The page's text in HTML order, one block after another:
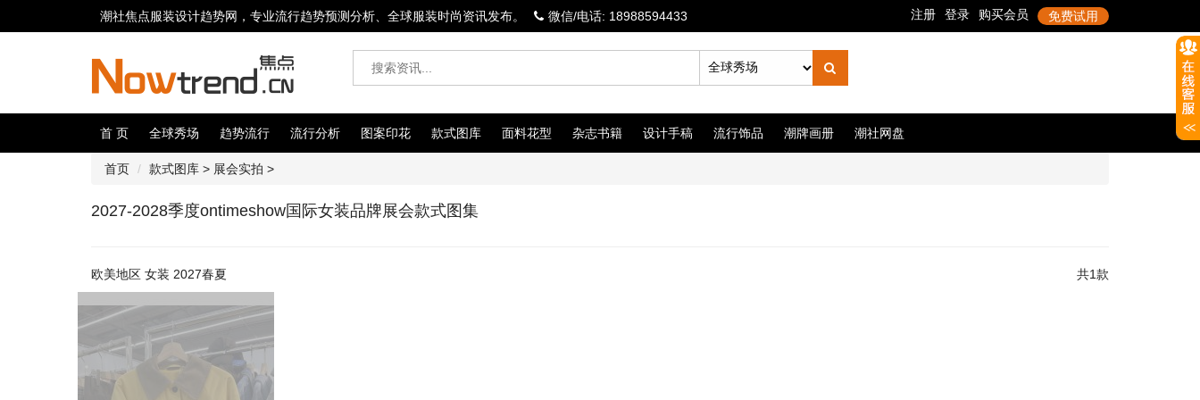
潮社焦点服装设计趋势网，专业流行趋势预测分析、全球服装时尚资讯发布。 微信/电话: 18988594433
首 页 全球秀场 趋势流行 流行分析 图案印花 款式图库 面料花型 杂志书籍 设计手稿 流行饰品 潮牌画册 潮社网盘
首页 款式图库 > 展会实拍 >
2027-2028季度ontimeshow国际女装品牌展会款式图集
欧美地区 女装 2027春夏 共1款